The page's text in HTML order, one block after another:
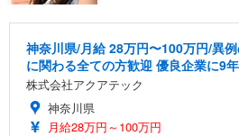
神奈川県/月給 28万円〜100万円/異
に関わる全ての方歓迎 優良企業に9
株式会社アクアテック
神奈川県
月給28万円～100万円